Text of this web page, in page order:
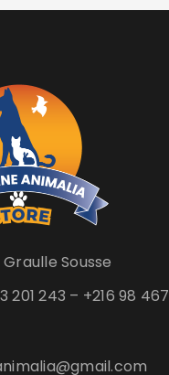
Graulle Sousse
201 243 – +216 98 467